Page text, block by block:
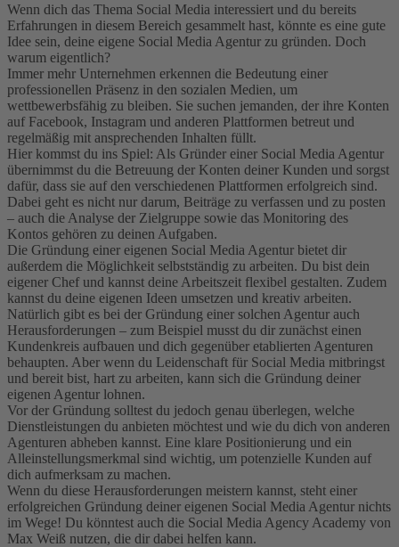
Wenn dich das Thema Social Media interessiert und du bereits
Erfahrungen in diesem Bereich gesammelt hast, könnte es eine gute
Idee sein, deine eigene Social Media Agentur zu gründen. Doch
warum eigentlich?
Immer mehr Unternehmen erkennen die Bedeutung einer
professionellen Präsenz in den sozialen Medien, um
wettbewerbsfähig zu bleiben. Sie suchen jemanden, der ihre Konten
auf Facebook, Instagram und anderen Plattformen betreut und
regelmäßig mit ansprechenden Inhalten füllt.
Hier kommst du ins Spiel: Als Gründer einer Social Media Agentur
übernimmst du die Betreuung der Konten deiner Kunden und sorgst
dafür, dass sie auf den verschiedenen Plattformen erfolgreich sind.
Dabei geht es nicht nur darum, Beiträge zu verfassen und zu posten
– auch die Analyse der Zielgruppe sowie das Monitoring des
Kontos gehören zu deinen Aufgaben.
Die Gründung einer eigenen Social Media Agentur bietet dir
außerdem die Möglichkeit selbstständig zu arbeiten. Du bist dein
eigener Chef und kannst deine Arbeitszeit flexibel gestalten. Zudem
kannst du deine eigenen Ideen umsetzen und kreativ arbeiten.
Natürlich gibt es bei der Gründung einer solchen Agentur auch
Herausforderungen – zum Beispiel musst du dir zunächst einen
Kundenkreis aufbauen und dich gegenüber etablierten Agenturen
behaupten. Aber wenn du Leidenschaft für Social Media mitbringst
und bereit bist, hart zu arbeiten, kann sich die Gründung deiner
eigenen Agentur lohnen.
Vor der Gründung solltest du jedoch genau überlegen, welche
Dienstleistungen du anbieten möchtest und wie du dich von anderen
Agenturen abheben kannst. Eine klare Positionierung und ein
Alleinstellungsmerkmal sind wichtig, um potenzielle Kunden auf
dich aufmerksam zu machen.
Wenn du diese Herausforderungen meistern kannst, steht einer
erfolgreichen Gründung deiner eigenen Social Media Agentur nichts
im Wege! Du könntest auch die Social Media Agency Academy von
Max Weiß nutzen, die dir dabei helfen kann.